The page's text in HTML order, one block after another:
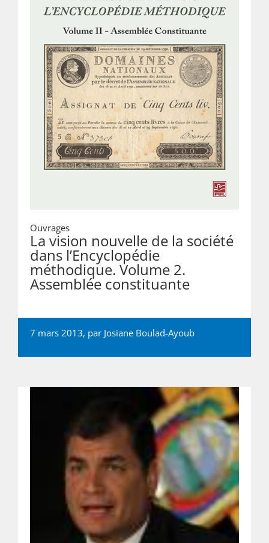
Ouvrages
La vision nouvelle de la société
dans l’Encyclopédie
méthodique. Volume 2.
Assemblée constituante
7 mars 2013, par Josiane Boulad-Ayoub